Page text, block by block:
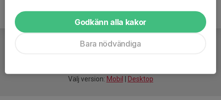
Välj version: Mobil Desktop
Godkänn alla kakor
Bara nödvändiga